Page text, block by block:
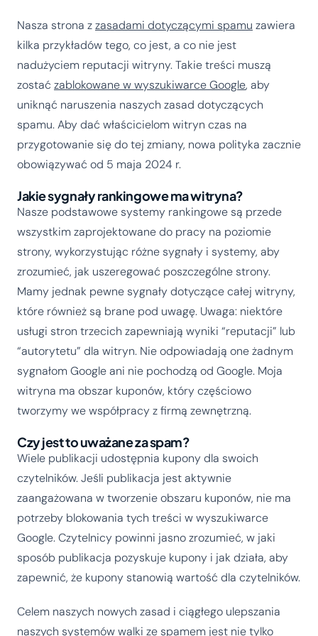
Nasza strona zzasadami dotyczącymi spamu zawiera
kilka przykładów tego, co jest, a co nie jest
nadużyciem reputacji witryny. Takie treści muszą
zostać zablokowane w wyszukiwarce Google, aby
uniknąć naruszenia naszych zasad dotyczących
spamu. Aby dać właścicielom witryn czas na
przygotowanie się do tej zmiany, nowa polityka zacznie
obowiązywać od 5 maja 2024 r.
Jakie sygnały rankingowe ma witryna?
Nasze podstawowe systemy rankingowe są przede
wszystkim zaprojektowane do pracy na poziomie
strony, wykorzystując różne sygnały i systemy, aby
zrozumieć, jak uszeregować poszczególne strony.
Mamy jednak pewne sygnały dotyczące całej witryny,
które również są brane pod uwagę. Uwaga: niektóre
usługi stron trzecich zapewniają wyniki “reputacji” lub
“autorytetu” dla witryn. Nie odpowiadają one żadnym
sygnałom Google ani nie pochodzą od Google. Moja
witryna ma obszar kuponów, który częściowo
tworzymy we współpracy z firmą zewnętrzną.
Czy jest to uważane za spam?
Wiele publikacji udostępnia kupony dla swoich
czytelników. Jeśli publikacja jest aktywnie
zaangażowana w tworzenie obszaru kuponów, nie ma
potrzeby blokowania tych treści w wyszukiwarce
Google. Czytelnicy powinni jasno zrozumieć, w jaki
sposób publikacja pozyskuje kupony i jak działa, aby
zapewnić, że kupony stanowią wartość dla czytelników.
Celem naszych nowych zasad i ciągłego ulepszania
naszych systemów walki ze spamem jest nie tylko